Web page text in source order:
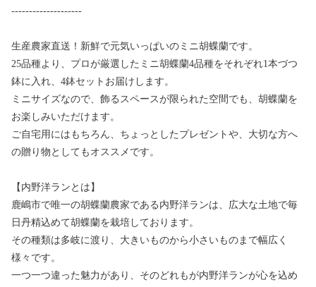
--------------------
生産農家直送！新鮮で元気いっぱいのミニ胡蝶蘭です。
25品種より、プロが厳選したミニ胡蝶蘭4品種をそれぞれ1本づつ
鉢に入れ、4鉢セットお届けします。
ミニサイズなので、飾るスペースが限られた空間でも、胡蝶蘭を
お楽しみいただけます。
ご自宅用にはもちろん、ちょっとしたプレゼントや、大切な方へ
の贈り物としてもオススメです。
【内野洋ランとは】
鹿嶋市で唯一の胡蝶蘭農家である内野洋ランは、広大な土地で毎
日丹精込めて胡蝶蘭を栽培しております。
その種類は多岐に渡り、大きいものから小さいものまで幅広く
様々です。
一つ一つ違った魅力があり、そのどれもが内野洋ランが心を込め